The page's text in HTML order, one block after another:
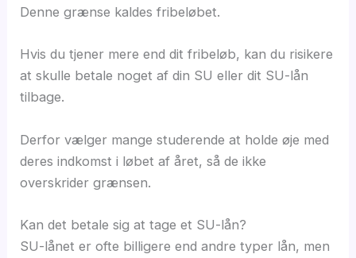
Denne grænse kaldes fribeløbet.
Hvis du tjener mere end dit fribeløb, kan du risikere
at skulle betale noget af din SU eller dit SU-lån
tilbage.
Derfor vælger mange studerende at holde øje med
deres indkomst i løbet af året, så de ikke
overskrider grænsen.
Kan det betale sig at tage et SU-lån?
SU-lånet er ofte billigere end andre typer lån, men